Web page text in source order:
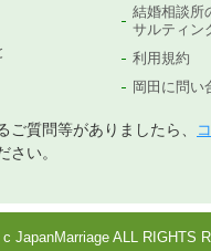
結婚相談所
サルティン
利用規約
岡田に問い
ご質問等がありましたら、
さい。
JapanMarriage ALL RIGHTS